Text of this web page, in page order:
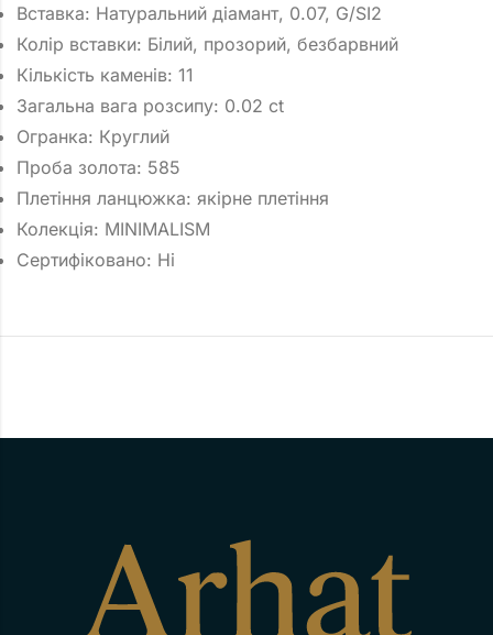
Вставка: Натуральний діамант, 0.07, G/SI2
Колір вставки: Білий, прозорий, безбарвний
Кількість каменів: 11
Загальна вага розсипу: 0.02 ct
Огранка: Круглий
Проба золота: 585
Плетіння ланцюжка: якірне плетіння
Колекція: MINIMALISM
Сертифіковано: Ні